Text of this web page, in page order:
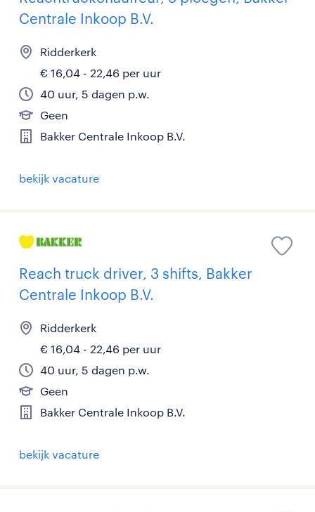
Centrale Inkoop B.V.
Ridderkerk
€ 16,04 - 22,46 per uur
40 uur, 5 dagen p.w.
Geen
Bakker Centrale Inkoop B.V.
bekijk vacature
Reach truck driver, 3 shifts, Bakker
Centrale Inkoop B.V.
Ridderkerk
€ 16,04 - 22,46 per uur
40 uur, 5 dagen p.w.
Geen
Bakker Centrale Inkoop B.V.
bekijk vacature